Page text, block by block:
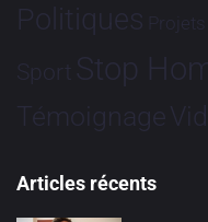
Politiques Projets
Sport Stop
Témoignage
Articles récents